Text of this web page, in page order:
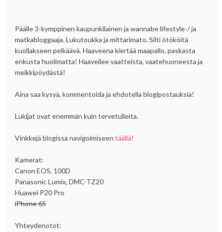
Päälle 3-kymppinen kaupunkilainen ja wannabe lifestyle-/ ja
matkabloggaaja. Lukutoukka ja mittarimato. Silti ötököitä
kuollakseen pelkäävä. Haaveena kiertää maapallo, paskasta
enkusta huolimatta! Haaveilee vaatteista, vaatehuoneesta ja
meikkipöydästä!
Aina saa kysyä, kommentoida ja ehdotella blogipostauksia!
Lukijat ovat enemmän kuin tervetulleita.
Vinkkejä blogissa navigoimiseen täällä!
Kamerat:
Canon EOS, 100D
Panasonic Lumix, DMC-TZ20
Huawei P20 Pro
iPhone 6S
Yhteydenotot: